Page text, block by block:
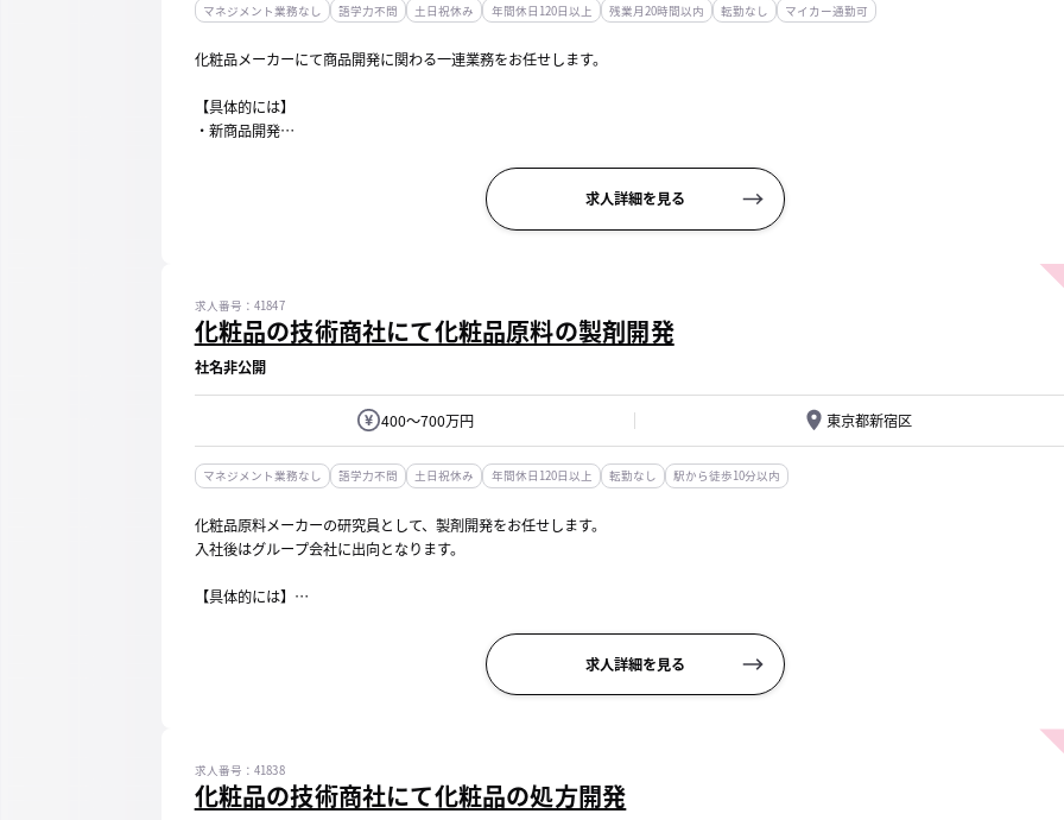
マネジメント業務なし 語学力不問 土日祝休み 年間休日120日以上 残業月20時間以内 転勤なし マイカー通勤可
化粧品メーカーにて商品開発に関わる一連業務をお任せします。
【具体的には】
・新商品開発
もお任せします。その他、既存世用品の香りを変えるなどの改善も行います。
求人詳細を見る
化粧品の技術商社にて化粧品原料の製剤開発
求人番号：41847
社名非公開
東京都新宿区
400～700万円
マネジメント業務なし 語学力不問 土日祝休み 年間休日120日以上 転勤なし 駅から徒歩10分以内
化粧品原料メーカーの研究員として、製剤開発をお任せします。
入社後はグループ会社に出向となります。
【具体的には】
求人詳細を見る
化粧品の技術商社にて化粧品の処方開発
求人番号：41838